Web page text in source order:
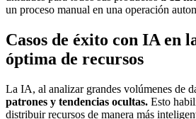
un proceso manual en una operación
Casos de éxito con IA en
óptima de recursos
La IA, al analizar grandes volúmenes de
patrones y tendencias ocultas. Esto
distribuir recursos de manera más